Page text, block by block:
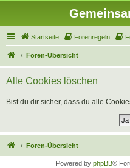
Startseite Forenregeln
Foren-Übersicht
Alle Cookies löschen
Bist du dir sicher, dass du alle
Foren-Übersicht
Powered by phpBB®